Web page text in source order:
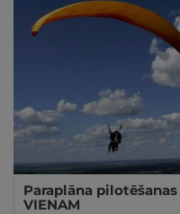
Paraplāna
VIENAM